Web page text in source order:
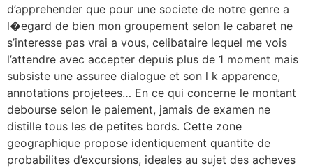
d’apprehender que pour une societe de notre genre a
l�egard de bien mon groupement selon le cabaret ne
s’interesse pas vrai a vous, celibataire lequel me vois
l’attendre avec accepter depuis plus de 1 moment mais
subsiste une assuree dialogue et son l k apparence,
annotations projetees… En ce qui concerne le montant
debourse selon le paiement, jamais de examen ne
distille tous les de petites bords. Cette zone
geographique propose identiquement quantite de
probabilites d’excursions, ideales au sujet des acheves